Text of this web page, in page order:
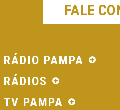
FALE
RÁDIO PAMPA
RÁDIOS
TV PAMPA